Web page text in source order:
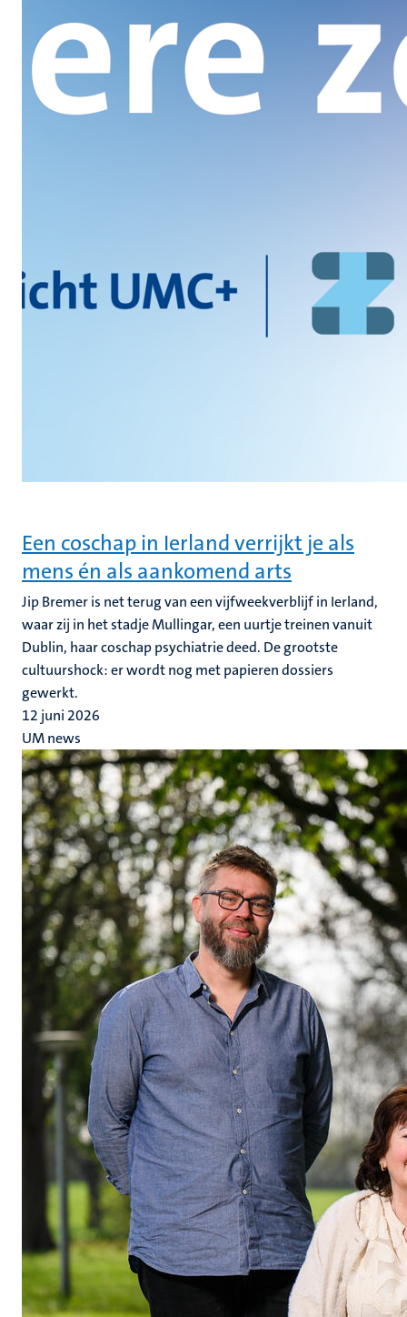
Een coschap in Ierland verrijkt je als
mens én als aankomend arts
Jip Bremer is net terug van een vijfweekverblijf in Ierland,
waar zij in het stadje Mullingar, een uurtje treinen vanuit
Dublin, haar coschap psychiatrie deed. De grootste
cultuurshock: er wordt nog met papieren dossiers
gewerkt.
12 juni 2026
UM news